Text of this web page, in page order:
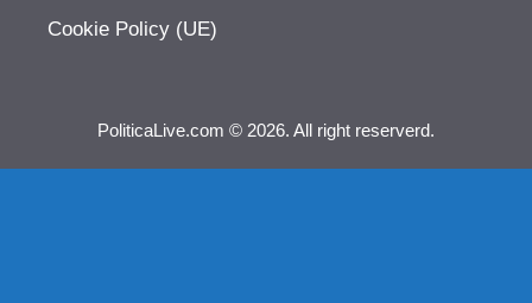
Cookie Policy (UE)
PoliticaLive.com © 2026. All right reserverd.